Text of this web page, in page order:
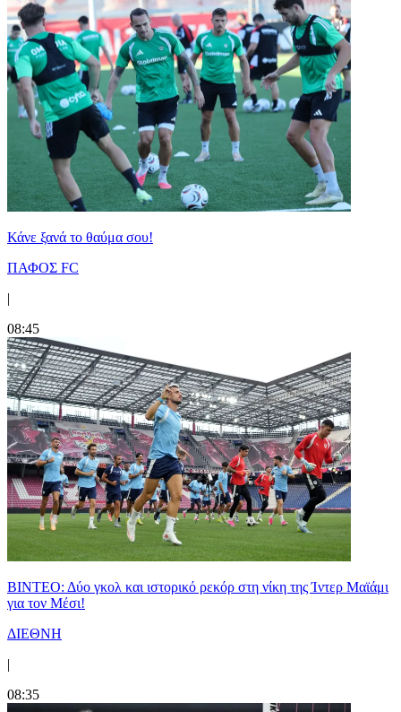
Κάνε ξανά το θαύμα σου!
ΠΑΦΟΣ FC
|
08:45
ΒΙΝΤΕΟ: Δύο γκολ και ιστορικό ρεκόρ στη νίκη της Ίντερ Μαϊάμι
για τον Μέσι!
ΔΙΕΘΝΗ
|
08:35